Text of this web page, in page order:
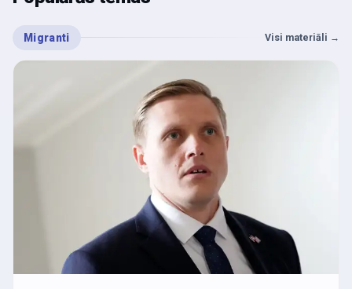
Migranti Visi materiāli →